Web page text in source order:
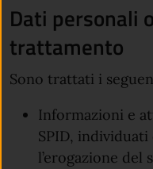
Dati personali
trattamento
Sono trattati i
Informazioni e
SPID,
l’erogazione del